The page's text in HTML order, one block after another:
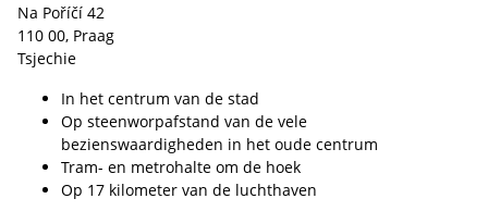
Na Poříčí 42
110 00, Praag
Tsjechie
In het centrum van de stad
Op steenworpafstand van de vele
bezienswaardigheden in het oude centrum
Tram- en metrohalte om de hoek
Op 17 kilometer van de luchthaven